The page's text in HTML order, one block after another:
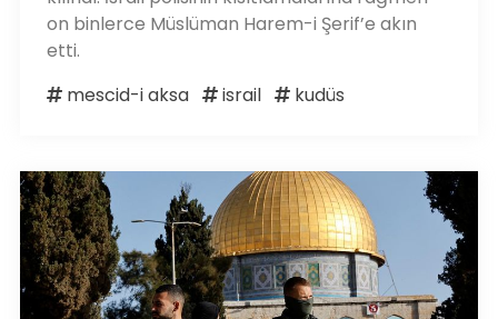
on binlerce Müslüman Harem-i Şerif’e akın
etti.
mescid-i aksa
israil kudüs